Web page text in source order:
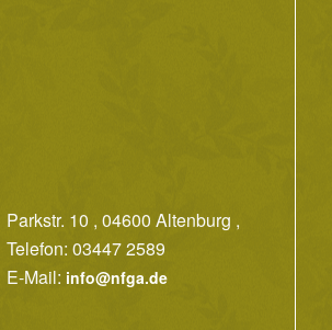
Parkstr. 10 , 04600 Altenburg ,
Telefon: 03447 2589
E-Mail: info@nfga.de